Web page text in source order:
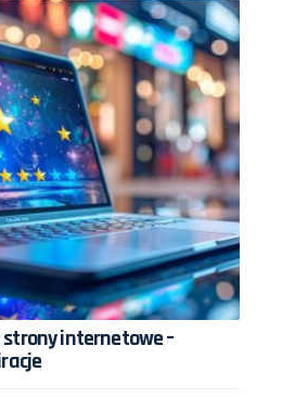
strony internetowe –